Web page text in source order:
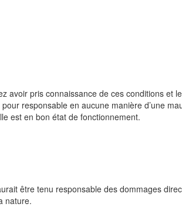
avoir pris connaissance de ces conditions et
responsable en aucune manière d’une
est en bon état de fonctionnement.
être tenu responsable des dommages
nature.